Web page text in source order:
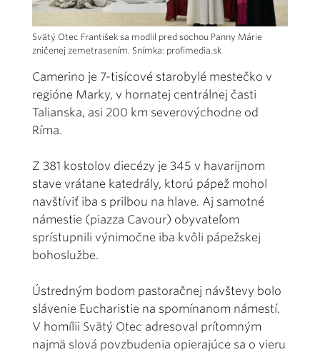
Svätý Otec František sa modlil pred sochou Panny Márie
zničenej zemetrasením. Snímka: profimedia.sk
Camerino je 7-tisícové starobylé mestečko v
regióne Marky, v hornatej centrálnej časti
Talianska, asi 200 km severovýchodne od
Ríma.
Z 381 kostolov diecézy je 345 v havarijnom
stave vrátane katedrály, ktorú pápež mohol
navštíviť iba s prilbou na hlave. Aj samotné
námestie (piazza Cavour) obyvateľom
sprístupnili výnimočne iba kvôli pápežskej
bohoslužbe.
Ústredným bodom pastoračnej návštevy bolo
slávenie Eucharistie na spomínanom námestí.
V homílii Svätý Otec adresoval prítomným
najmä slová povzbudenia opierajúce sa o vieru